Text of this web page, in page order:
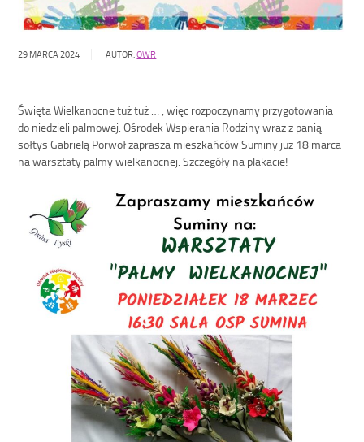
29 MARCA 2024 AUTOR:OWR
Święta Wielkanocne tuż tuż … , więc rozpoczynamy przygotowania
do niedzieli palmowej. Ośrodek Wspierania Rodziny wraz z panią
sołtys Gabrielą Porwoł zaprasza mieszkańców Suminy już 18 marca
na warsztaty palmy wielkanocnej. Szczegóły na plakacie!